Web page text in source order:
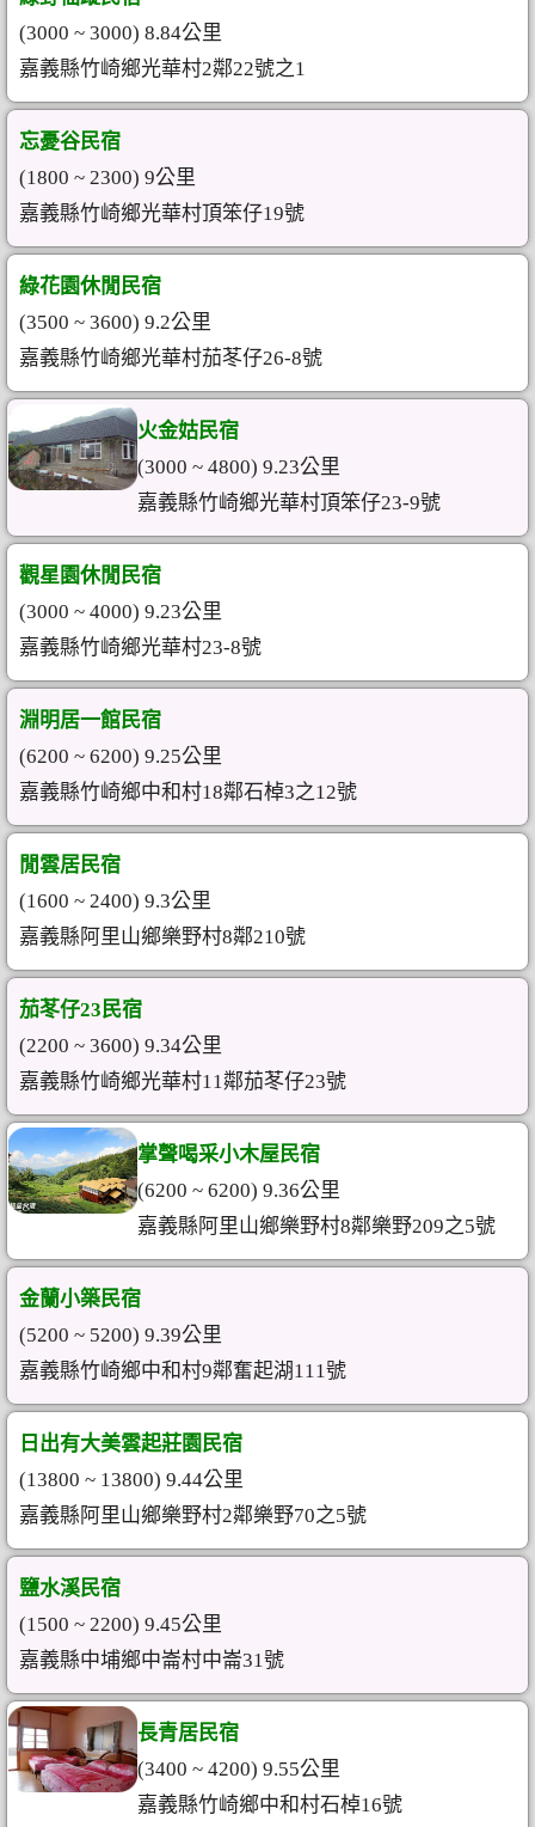
(3000 ~ 3000) 8.84公里
嘉義縣竹崎鄉光華村2鄰22號之1
忘憂谷民宿
(1800 ~ 2300) 9公里
嘉義縣竹崎鄉光華村頂笨仔19號
綠花園休閒民宿
(3500 ~ 3600) 9.2公里
嘉義縣竹崎鄉光華村茄苳仔26-8號
火金姑民宿
(3000 ~ 4800) 9.23公里
嘉義縣竹崎鄉光華村頂笨仔23-9號
觀星園休閒民宿
(3000 ~ 4000) 9.23公里
嘉義縣竹崎鄉光華村23-8號
淵明居一館民宿
(6200 ~ 6200) 9.25公里
嘉義縣竹崎鄉中和村18鄰石棹3之12號
閒雲居民宿
(1600 ~ 2400) 9.3公里
嘉義縣阿里山鄉樂野村8鄰210號
茄苳仔23民宿
(2200 ~ 3600) 9.34公里
嘉義縣竹崎鄉光華村11鄰茄苳仔23號
掌聲喝采小木屋民宿
(6200 ~ 6200) 9.36公里
嘉義縣阿里山鄉樂野村8鄰樂野209之5號
金蘭小築民宿
(5200 ~ 5200) 9.39公里
嘉義縣竹崎鄉中和村9鄰奮起湖111號
日出有大美雲起莊園民宿
(13800 ~ 13800) 9.44公里
嘉義縣阿里山鄉樂野村2鄰樂野70之5號
鹽水溪民宿
(1500 ~ 2200) 9.45公里
嘉義縣中埔鄉中崙村中崙31號
長青居民宿
(3400 ~ 4200) 9.55公里
嘉義縣竹崎鄉中和村石棹16號